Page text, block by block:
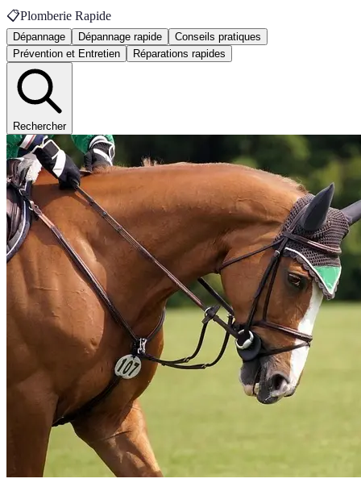
📋Plomberie Rapide
Dépannage Dépannage rapide
Conseils pratiques
Prévention et Entretien
Réparations rapides
Rechercher